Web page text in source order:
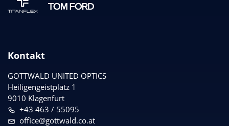
Kontakt
GOTTWALD UNITED OPTICS
Heiligengeistplatz 1
9010 Klagenfurt
+43 463 / 55095
office@gottwald.co.at